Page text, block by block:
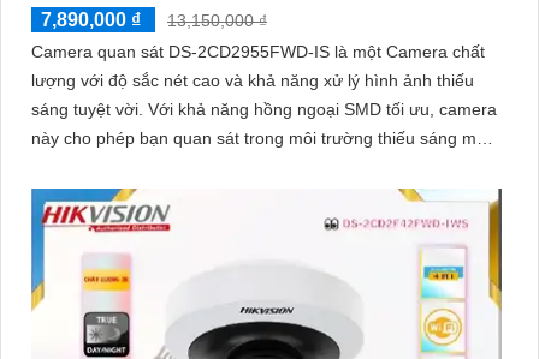
7,890,000 ₫
13,150,000 ₫
Camera quan sát DS-2CD2955FWD-IS là một Camera chất
lượng với độ sắc nét cao và khả năng xử lý hình ảnh thiếu
sáng tuyệt vời. Với khả năng hồng ngoại SMD tối ưu, camera
này cho phép bạn quan sát trong môi trường thiếu sáng một